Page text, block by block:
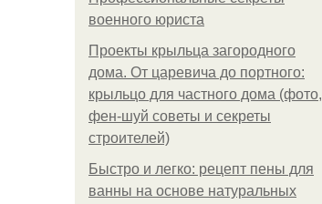
военного юриста
Проекты крыльца загородного
дома. От царевича до портного:
крыльцо для частного дома (фото,
фен-шуй советы и секреты
строителей)
Быстро и легко: рецепт пены для
ванны на основе натуральных